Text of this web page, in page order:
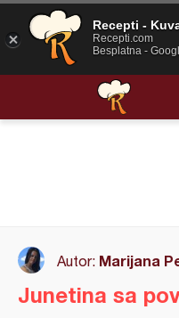
Autor: Marijana
Junetina sa
Recepti -
Recepti.com
Besplatna -